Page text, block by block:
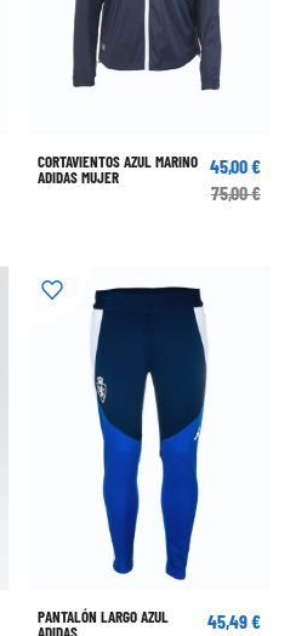
CORTAVIENTOS AZUL MARINO
ADIDAS MUJER
45,00 €
75,00 €
PANTALÓN LARGO AZUL
45,49 €